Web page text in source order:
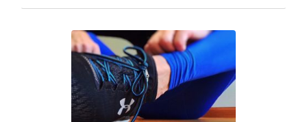
dojazdy do siłowni. Regularne ćwiczenia, które można